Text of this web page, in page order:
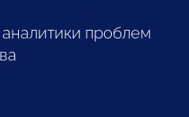
проблем